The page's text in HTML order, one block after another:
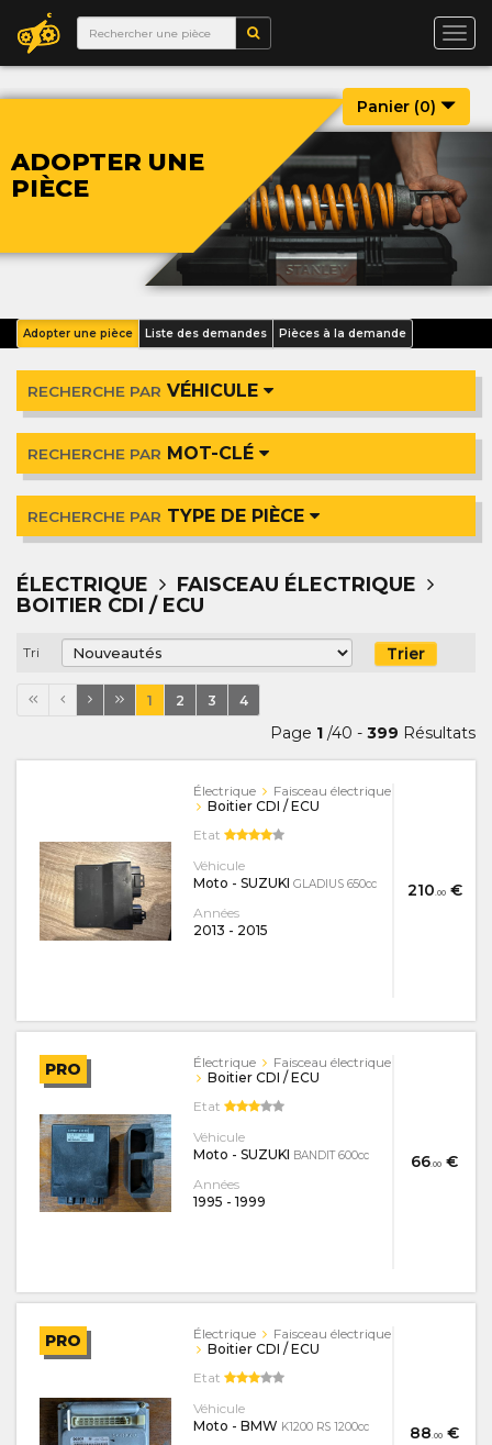
Panier (0)
ADOPTER UNE
PIÈCE
Adopter une pièce Liste des demandes Pièces à la demande
RECHERCHE PAR VÉHICULE
RECHERCHE PAR MOT-CLÉ
RECHERCHE PAR TYPE DE PIÈCE
ÉLECTRIQUE
FAISCEAU ÉLECTRIQUE
BOITIER CDI / ECU
Tri Trier
1 2 3 4
Page 1 /40 - 399 Résultats
210.00€
Électrique
Faisceau électrique
Boitier CDI / ECU
Etat
Véhicule
Moto - SUZUKI GLADIUS 650cc
Années
2013 - 2015
PRO
66.00 €
Électrique
Faisceau électrique
Boitier CDI / ECU
Etat
Véhicule
Moto - SUZUKI BANDIT 600cc
Années
1995 - 1999
PRO
88.00 €
Électrique
Faisceau électrique
Boitier CDI / ECU
Etat
Véhicule
Moto - BMW K1200 RS 1200cc